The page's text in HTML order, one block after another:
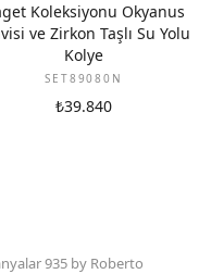
Koleksiyonu Okyanus
ve Zirkon Taşlı Su Yolu
Kolye
SET89080N
₺39.840
935 by Roberto